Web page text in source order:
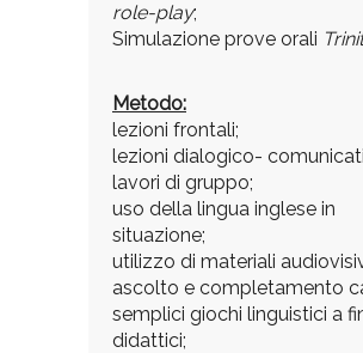
role-play;
Simulazione prove orali
Metodo:
lezioni frontali;
lezioni dialogico-
lavori di gruppo;
uso della lingua inglese in
situazione;
utilizzo di materiali
ascolto e completamento
semplici giochi linguistici a
didattici;